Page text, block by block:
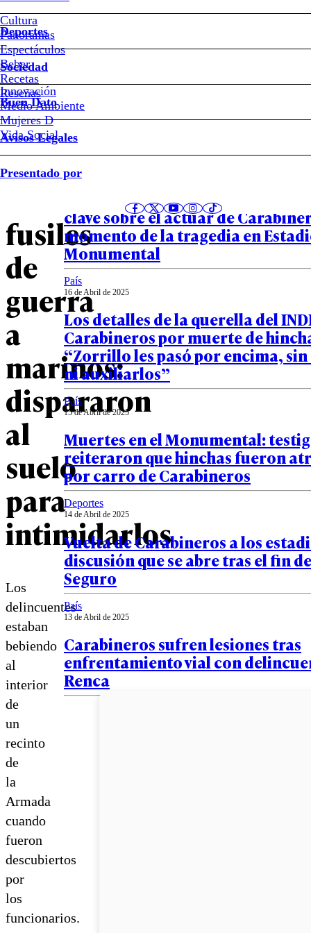
Cultura
Panoramas
Espectáculos
Beber
Recetas
Reseñas
Deportes
Sociedad
Innovación
Medio Ambiente
Mujeres D
Vida Social
Buen Dato
Avisos Legales
Presentado por
#Robo
Así
fue
el
robo
fusiles
de
guerra
a
marinos:
dispararon
al
suelo
para
intimidarlos
Los
delincuentes
estaban
bebiendo
al
interior
de
un
recinto
de
la
Armada
cuando
fueron
descubiertos
por
los
funcionarios.
Notas relacionadas
17 de Abril de 2025
VIDEO – ¿Hubo atropello?
clave sobre el actuar de
momento de la tragedia en
Monumental
País
16 de Abril de 2025
Los detalles de la querella del
Carabineros por muerte de
“Zorrillo les pasó por encima,
ni auxiliarlos”
País
15 de Abril de 2025
Muertes en el Monumental:
reiteraron que hinchas fueron
por carro de Carabineros
Deportes
14 de Abril de 2025
Vuelta de Carabineros a los
discusión que se abre tras el fin
Seguro
País
13 de Abril de 2025
Carabineros sufren lesiones tras
enfrentamiento vial con
Renca